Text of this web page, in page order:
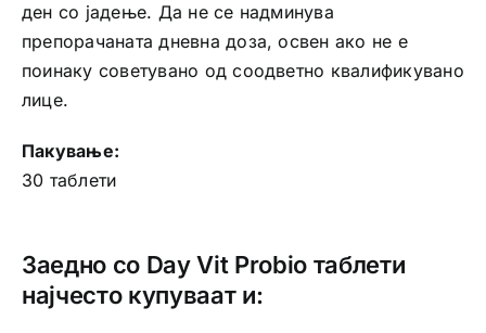
ден со јадење. Да не се надминува
препорачаната дневна доза, освен ако не е
поинаку советувано од соодветно квалификувано
лице.
Пакување:
30 таблети
Заедно со Day Vit Probio таблети
најчесто купуваат и: